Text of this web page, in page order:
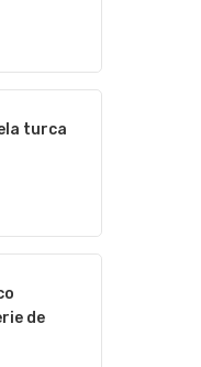
turca
de